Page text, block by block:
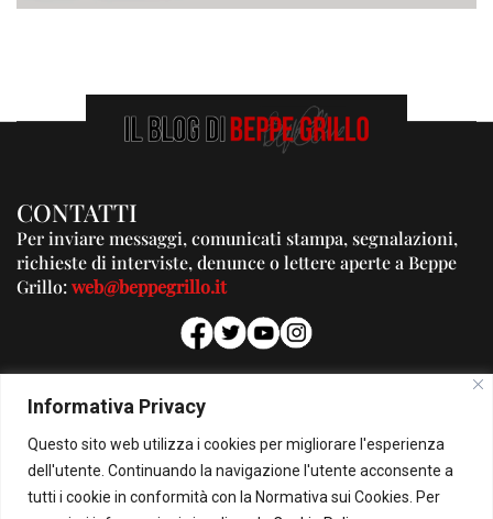
Informativa Privacy
Questo sito web utilizza i cookies per migliorare l'esperienza
dell'utente. Continuando la navigazione l'utente acconsente a
tutti i cookie in conformità con la Normativa sui Cookies. Per
CONTATTI
Per inviare messaggi, comunicati stampa, segnalazioni,
richieste di interviste, denunce o lettere aperte a Beppe
Grillo:web@beppegrillo.it
PUBBLICITA'
Per la tua pubblicità su questo Blog:
pubblicita@beppegrillo.it